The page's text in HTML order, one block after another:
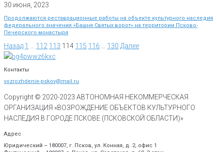
30 июня, 2023
Продолжаются реставрационные работы на объекте культурного наследия
федерального значения «Башня Святых ворот» на территории Псково-
Печерского монастыря
Назад 1 112 113 114 115 116 130 Далее
Контакты
vozrozhdenie-pskov@mail.ru
Copyright © 2020-2023 АВТОНОМНАЯ НЕКОММЕРЧЕСКАЯ
ОРГАНИЗАЦИЯ «ВОЗРОЖДЕНИЕ ОБЪЕКТОВ КУЛЬТУРНОГО
НАСЛЕДИЯ В ГОРОДЕ ПСКОВЕ (ПСКОВСКОЙ ОБЛАСТИ)»
Адрес
Юридический – 180007, г. Псков, ул. Конная, д. 2, офис 1